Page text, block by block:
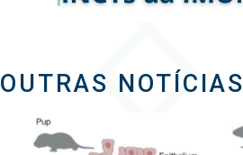
OUTRAS NOTÍCIAS